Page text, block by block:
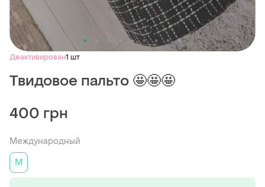
Деактивирован1 шт
Твидовое пальто 🤩🤩🤩
400 грн
Международный
M